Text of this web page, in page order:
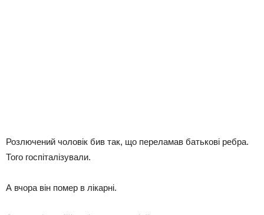
Розлючений чоловік бив так, що переламав батькові ребра.
Того госпіталізували.
А вчора він помер в лікарні.